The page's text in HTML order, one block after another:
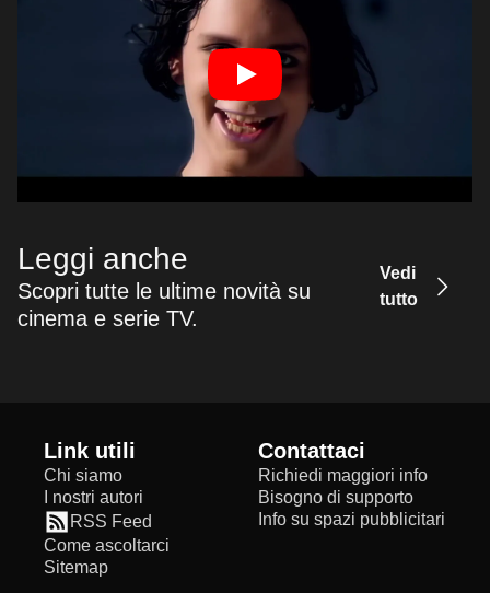
Leggi anche
Scopri tutte le ultime novità su
cinema e serie TV.
Vedi
tutto
Link utili
Chi siamo
I nostri autori
RSS Feed
Come ascoltarci
Sitemap
Contattaci
Richiedi maggiori info
Bisogno di supporto
Info su spazi pubblicitari